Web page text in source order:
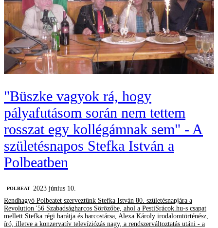
"Büszke vagyok rá, hogy
pályafutásom során nem tettem
rosszat egy kollégámnak sem" - A
születésnapos Stefka István a
Polbeatben
‎POLBEAT 2023 június 10.
Rendhagyó Polbeatet szerveztünk Stefka István 80. születésnapjára a
Revolution '56 Szabadságharcos Sörözőbe, ahol a PestiSrácok.hu-s csapat
mellett Stefka régi barátja és harcostársa, Alexa Károly irodalomtörténész,
író, illetve a konzervatív televíziózás nagy, a rendszerváltoztatás utáni - a